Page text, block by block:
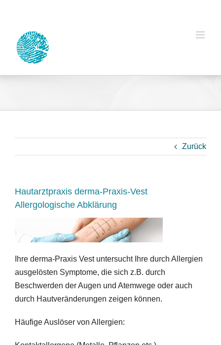
springen
Zurück
Hautarztpraxis derma-Praxis-Vest
Allergologische Abklärung
Ihre derma-Praxis Vest untersucht Ihre durch Allergien
ausgelösten Symptome, die sich z.B. durch
Beschwerden der Augen und Atemwege oder auch
durch Hautveränderungen zeigen können.
Häufige Auslöser von Allergien: